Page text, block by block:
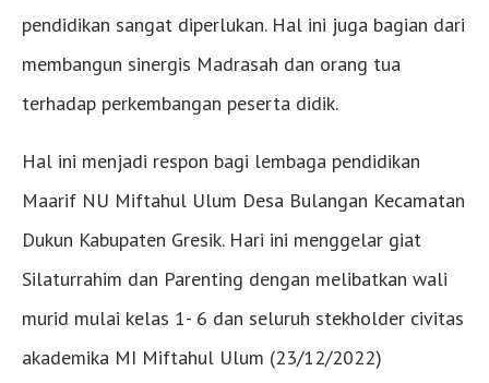
pendidikan sangat diperlukan. Hal ini juga bagian dari
membangun sinergis Madrasah dan orang tua
terhadap perkembangan peserta didik.
Hal ini menjadi respon bagi lembaga pendidikan
Maarif NU Miftahul Ulum Desa Bulangan Kecamatan
Dukun Kabupaten Gresik. Hari ini menggelar giat
Silaturrahim dan Parenting dengan melibatkan wali
murid mulai kelas 1- 6 dan seluruh stekholder civitas
akademika MI Miftahul Ulum (23/12/2022)